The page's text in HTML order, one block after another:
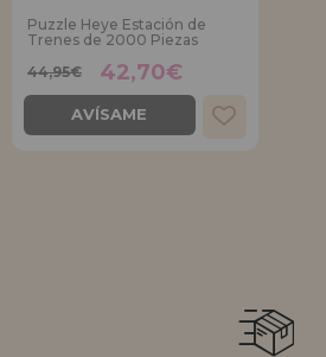
REGISTRO
Puzzle Heye Estación de
Trenes de 2000 Piezas
44,95€
42,70€
AVÍSAME